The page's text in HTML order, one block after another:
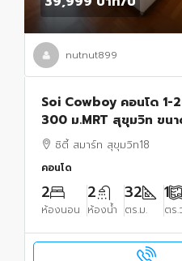
nutnut899
Soi Cowboy คอนโด 1-
300 ม.MRT สุขุมวิท ขน
เฟอร์ฯ เทอร์มินัล 21 อโศ
ซิตี้ สมาร์ท สุขุมวิท18
คอนโด
2
ห้องนอน
2
ห้องน้ำ
32
ตร.ม.
1
ตร.